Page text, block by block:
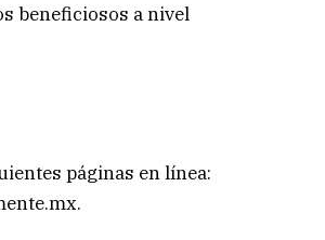
beneficiosos a nivel
páginas en línea: